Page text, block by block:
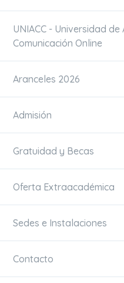
UNIACC - Universidad de
Comunicación Online
Aranceles 2026
Admisión
Gratuidad y Becas
Oferta Extraacadémica
Sedes e Instalaciones
Contacto